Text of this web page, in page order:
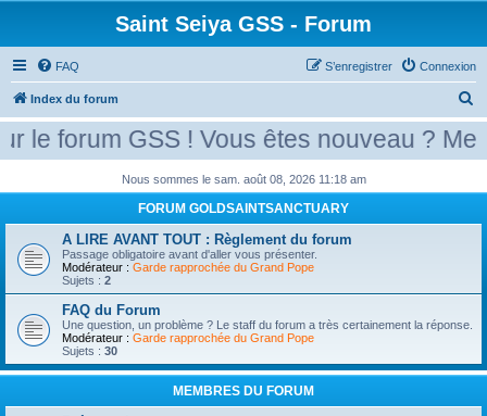
Saint Seiya GSS - Forum
FAQ Connexion
S’enregistrer
Index du forum
e
r
forum GSS ! Vous êtes nouveau ?
Nous sommes le sam. août 08, 2026 11:18 am
FORUM GOLDSAINTSANCTUARY
A LIRE AVANT TOUT : Règlement du forum
Passage obligatoire avant d'aller vous présenter.
Modérateur : Garde rapprochée du Grand Pope
Sujets : 2
FAQ du Forum
Une question, un problème ? Le staff du forum a très certainement la réponse.
Modérateur : Garde rapprochée du Grand Pope
Sujets : 30
MEMBRES DU FORUM